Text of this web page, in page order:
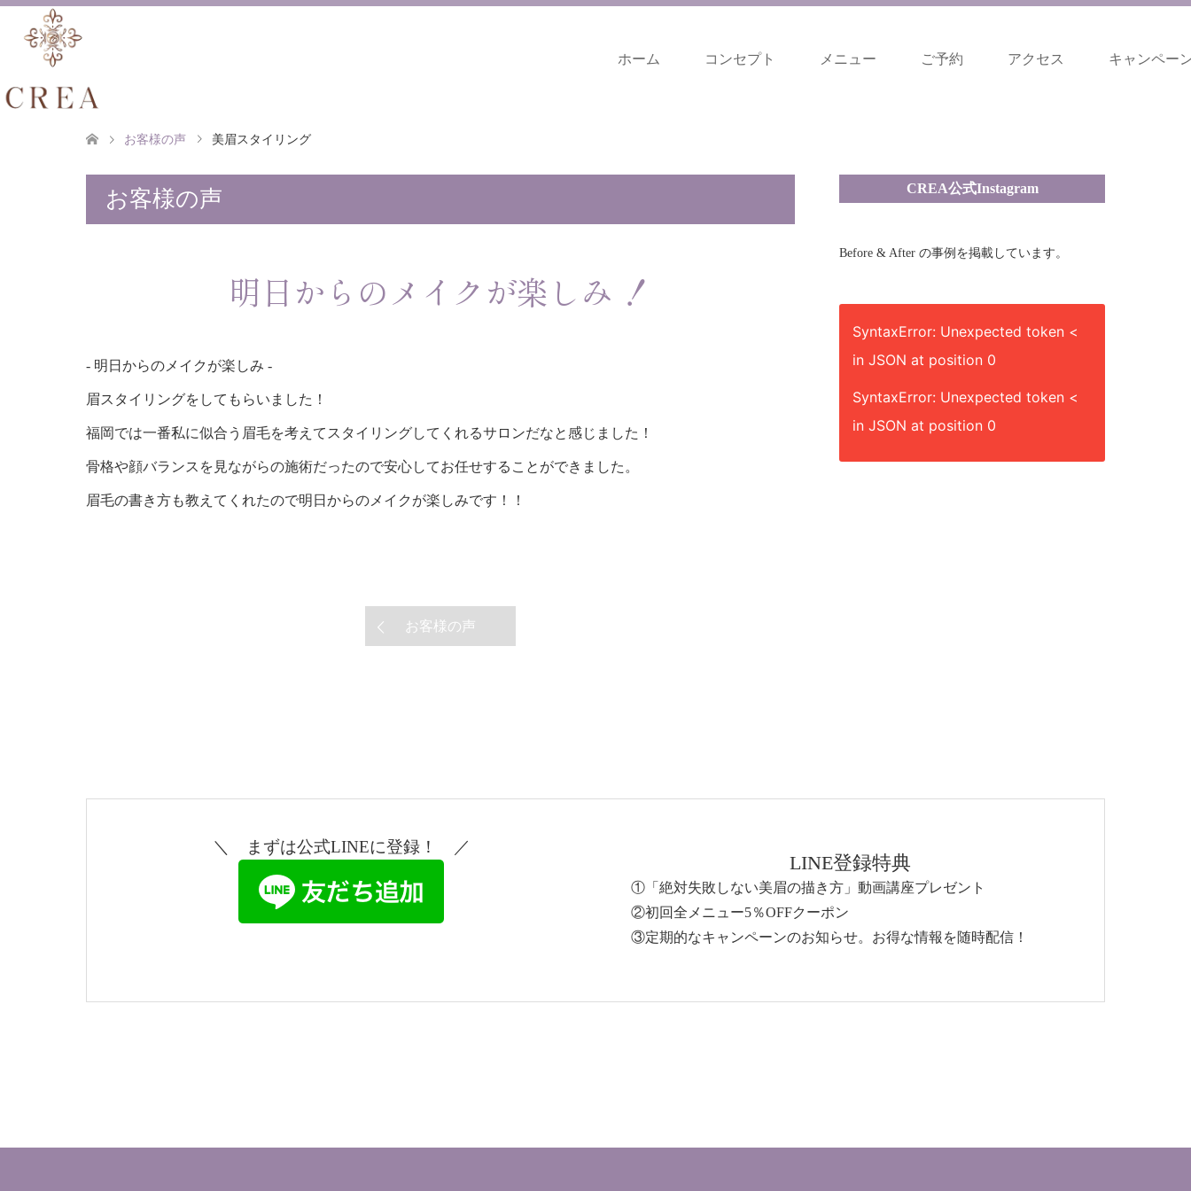
ホーム コンセプト メニュー ご予約 アクセス キャンペー
お客様の声 美眉スタイリング
お客様の声
明日からのメイクが楽しみ ！
- 明日からのメイクが楽しみ -
眉スタイリングをしてもらいました！
福岡では一番私に似合う眉毛を考えてスタイリングしてくれるサロンだなと感じました！
骨格や顔バランスを見ながらの施術だったので安心してお任せすることができました。
眉毛の書き方も教えてくれたので明日からのメイクが楽しみです！！
お客様の声
CREA公式Instagram
Before & After の事例を掲載しています。
SyntaxError: Unexpected token <
in JSON at position 0
SyntaxError: Unexpected token <
in JSON at position 0
＼ まずは公式LINEに登録！ ／
LINE登録特典
①「絶対失敗しない美眉の描き方」動画講座プレゼント
②初回全メニュー5％OFFクーポン
③定期的なキャンペーンのお知らせ。お得な情報を随時配信！